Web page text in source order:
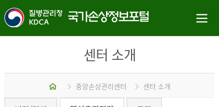
센터 소개
중앙손상관리센터 센터 소개